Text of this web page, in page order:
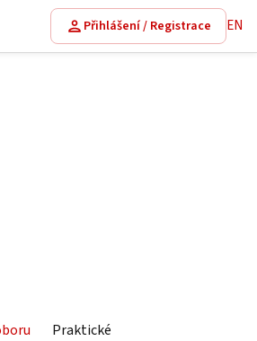
Přihlášení / Registrace EN
Praktické